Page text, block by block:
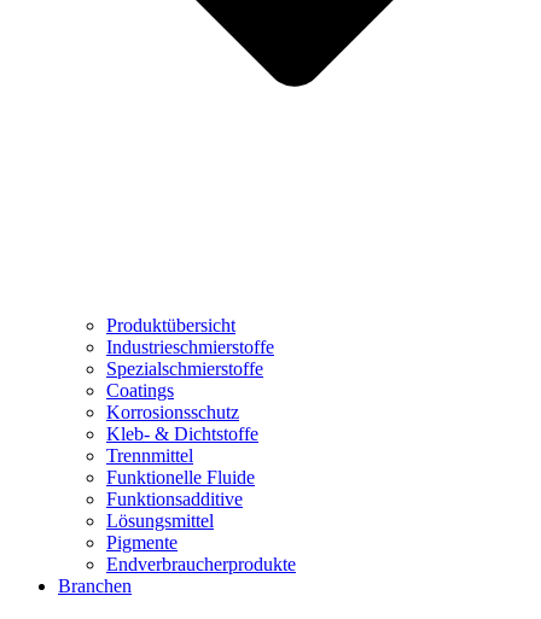
Produktübersicht
Industrieschmierstoffe
Spezialschmierstoffe
Coatings
Korrosionsschutz
Kleb- & Dichtstoffe
Trennmittel
Funktionelle Fluide
Funktionsadditive
Lösungsmittel
Pigmente
Endverbraucherprodukte
Branchen